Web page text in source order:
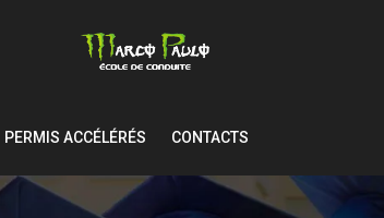
PERMIS ACCÉLÉRÉS CONTACTS